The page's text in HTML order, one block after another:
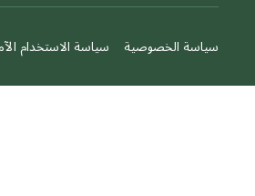
سياسة الخصوصية سياسة الاستخدام